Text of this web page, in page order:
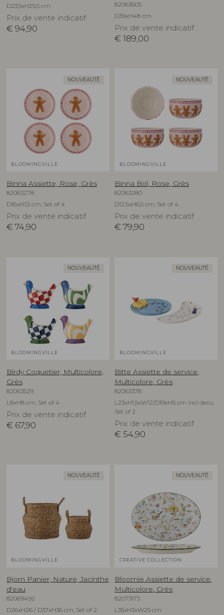
D23,5xH25,5 cm
Prix de vente indicatif
€ 94,90
82063605
D39xH48 cm
Prix de vente indicatif
€ 189,00
NOUVEAUTÉ
BLOOMINGVILLE
Binna Assiette, Rose, Grès
82063278
D16xH1,5 cm, Set of 4
Prix de vente indicatif
€ 74,90
NOUVEAUTÉ
BLOOMINGVILLE
Binna Bol, Rose, Grès
82063280
D12,5xH6,5 cm, Set of 4
Prix de vente indicatif
€ 79,90
NOUVEAUTÉ
BLOOMINGVILLE
Birdy Coquetier, Multicolore,
Grès
82063529
L8xH8 cm, Set of 4
Prix de vente indicatif
€ 67,90
NOUVEAUTÉ
BLOOMINGVILLE
Bitte Assiette de service,
Multicolore, Grès
82063378
L23xH1,5xW12/D19xH5 cm incl deco,
Set of 2
Prix de vente indicatif
€ 54,90
NOUVEAUTÉ
BLOOMINGVILLE
Bjorn Panier, Nature, Jacinthe
d'eau
82069492
D26xH26 / D37xH36 cm, Set of 2
NOUVEAUTÉ
CREATIVE COLLECTION
Bloomie Assiette de service,
Multicolore, Grès
82073173
L35xH3xW25 cm